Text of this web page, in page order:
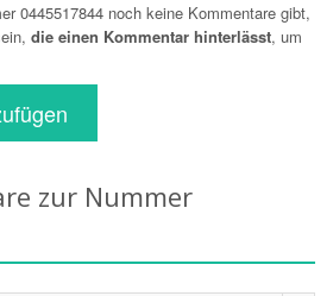
0445517844 noch keine Kommentare gibt,
die einen Kommentar hinterlässt, um
zur Nummer